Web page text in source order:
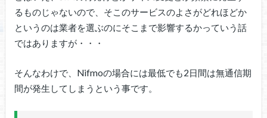
るものじゃないので、そこのサービスのよさがどれほどか
というのは業者を選ぶのにそこまで影響するかっていう話
ではありますが・・・
そんなわけで、Nifmoの場合には最低でも2日間は無通信期
間が発生してしまうという事です。